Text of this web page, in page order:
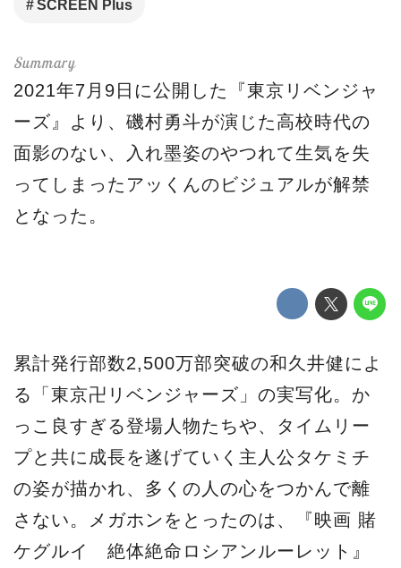
SCREEN Plus
2021年7月9日に公開した『東京リベンジャ
ーズ』より、磯村勇斗が演じた高校時代の
面影のない、入れ墨姿のやつれて生気を失
ってしまったアッくんのビジュアルが解禁
となった。
累計発行部数2,500万部突破の和久井健によ
る「東京卍リベンジャーズ」の実写化。か
っこ良すぎる登場人物たちや、タイムリー
プと共に成長を遂げていく主人公タケミチ
の姿が描かれ、多くの人の心をつかんで離
さない。メガホンをとったのは、『映画 賭
ケグルイ 絶体絶命ロシアンルーレット』